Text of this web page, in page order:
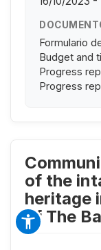
Formulario
Budget and
Progress
Progress
of the
heritage
of The